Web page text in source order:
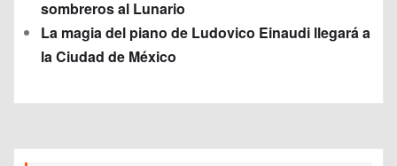
sombreros al Lunario
La magia del piano de Ludovico Einaudi llegará a
la Ciudad de México